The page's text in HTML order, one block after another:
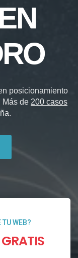
posicionamiento
Más de 200 casos
TU WEB?
GRATIS